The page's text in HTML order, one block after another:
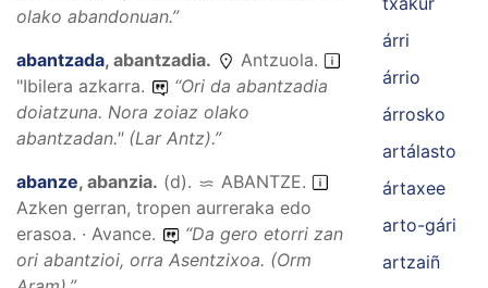
olako abandonuan.”
abantzada, abantzadia.
Antzuola.
"Ibilera azkarra.
“Ori da abantzadia
doiatzuna. Nora zoiaz olako
abantzadan." (Lar Antz).”
abanze, abanzia. (d). ABANTZE.
Azken gerran, tropen aurreraka edo
erasoa. · Avance.
“Da gero etorri zan
ori abantzioi, orra Asentzixoa. (Orm
árri
árrio
árrosko
artálasto
ártaxee
arto-gári
artzaiñ